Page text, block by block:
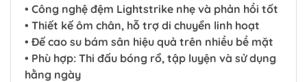
• Công nghệ đệm Lightstrike nhẹ và phản hồi tốt
• Thiết kế ôm chân, hỗ trợ di chuyển linh hoạt
• Đế cao su bám sân hiệu quả trên nhiều bề mặt
• Phù hợp: Thi đấu bóng rổ, tập luyện và sử dụng
hằng ngày